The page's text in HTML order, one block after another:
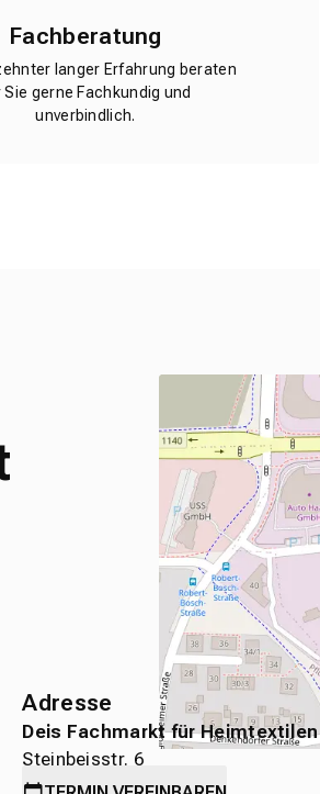
Fachberatung
langer Erfahrung beraten
Sie gerne Fachkundig und
unverbindlich.
Adresse
Deis Fachmarkt für Heimtextilen
Steinbeisstr. 6
71636 Ludwigsburg